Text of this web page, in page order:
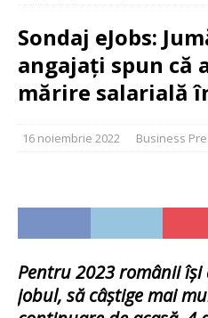
Sondaj eJobs:
angajați spun că
mărire salarială
16 noiembrie 2022 Business
Pentru 2023 românii își
jobul, să câștige mai